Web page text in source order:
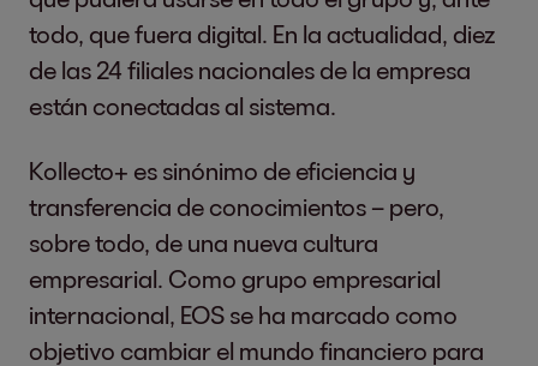
todo, que fuera digital. En la actualidad, diez
de las 24 filiales nacionales de la empresa
están conectadas al sistema.
Kollecto+ es sinónimo de eficiencia y
transferencia de conocimientos – pero,
sobre todo, de una nueva cultura
empresarial. Como grupo empresarial
internacional, EOS se ha marcado como
objetivo cambiar el mundo financiero para